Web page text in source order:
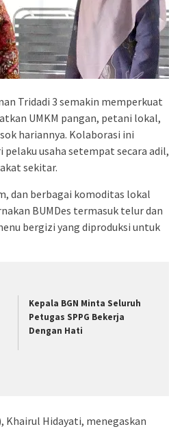
Tridadi 3 semakin memperkuat
UMKM pangan, petani lokal,
hariannya. Kolaborasi ini
usaha setempat secara adil,
sekitar.
dan berbagai komoditas lokal
BUMDes termasuk telur dan
bergizi yang diproduksi untuk
Kepala BGN Minta Seluruh
Petugas SPPG Bekerja
Dengan Hati
Khairul Hidayati, menegaskan